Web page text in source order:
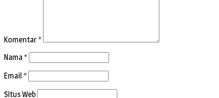
Komentar *
Nama *
Email *
Situs Web